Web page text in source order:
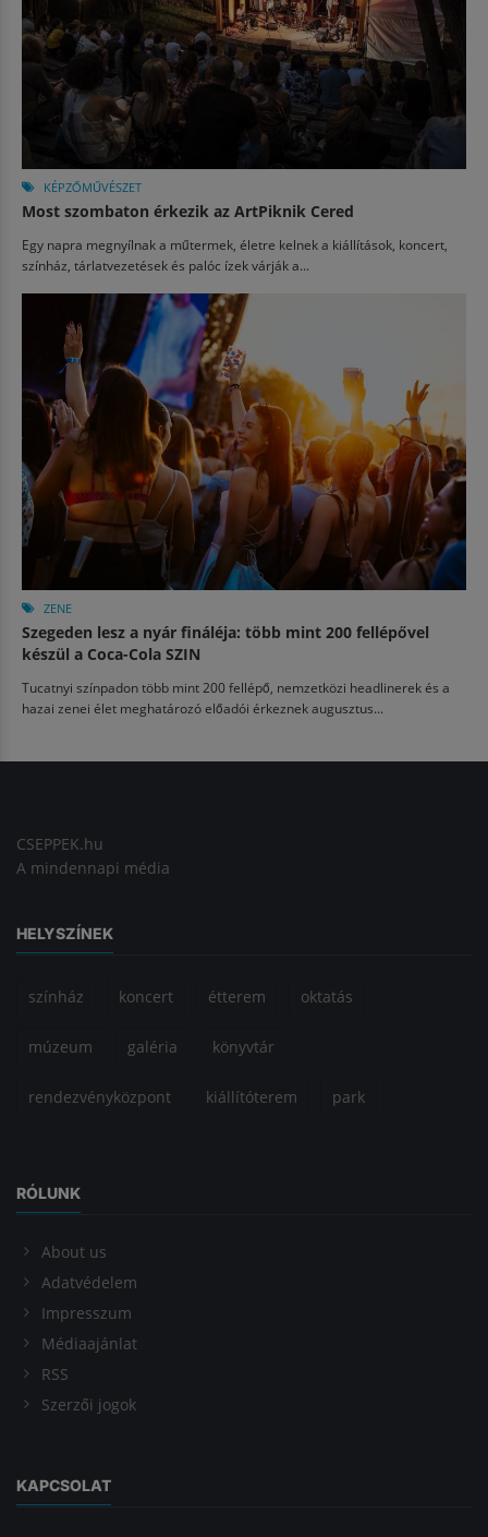
KÉPZŐMŰVÉSZET
Most szombaton érkezik az ArtPiknik Cered
Egy napra megnyílnak a műtermek, életre kelnek a kiállítások, koncert,
színház, tárlatvezetések és palóc ízek várják a...
ZENE
Szegeden lesz a nyár fináléja: több mint 200 fellépővel
készül a Coca-Cola SZIN
Tucatnyi színpadon több mint 200 fellépő, nemzetközi headlinerek és a
hazai zenei élet meghatározó előadói érkeznek augusztus...
CSEPPEK.hu
A mindennapi média
HELYSZÍNEK
színház koncert étterem oktatás
múzeum galéria könyvtár
rendezvényközpont kiállítóterem park
RÓLUNK
About us
Adatvédelem
Impresszum
Médiaajánlat
RSS
Szerzői jogok
KAPCSOLAT